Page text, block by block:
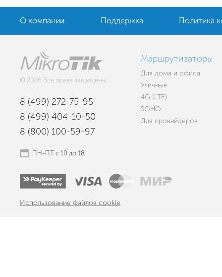
О компании Поддержка Политика
© 2026 Все права защищены.
8 (499) 272-75-95
8 (499) 404-10-50
8 (800) 100-59-97
ПН-ПТ с 10 до 18
Маршрутизаторы
Для дома и офиса
Уличные
4G (LTE)
SOHO
Для провайдеров
Использование файлов cookie